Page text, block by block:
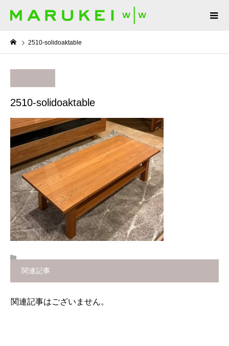
2510-solidoaktable
2510-solidoaktable
関連記事
関連記事はございません。